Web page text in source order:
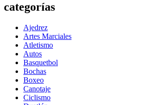
categorías
Ajedrez
Artes Marciales
Atletismo
Autos
Basquetbol
Bochas
Boxeo
Canotaje
Ciclismo